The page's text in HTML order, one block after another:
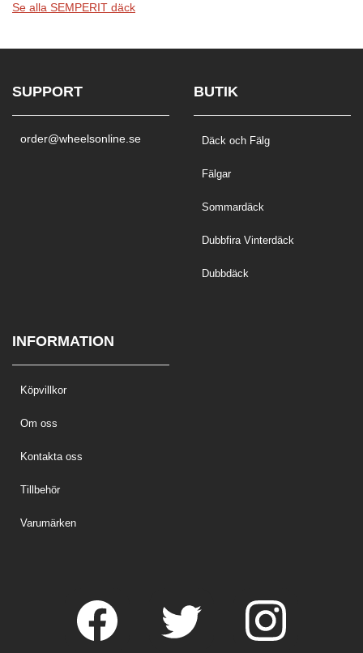
Se alla SEMPERIT däck
SUPPORT
order@wheelsonline.se
BUTIK
Däck och Fälg
Fälgar
Sommardäck
Dubbfira Vinterdäck
Dubbdäck
INFORMATION
Köpvillkor
Om oss
Kontakta oss
Tillbehör
Varumärken